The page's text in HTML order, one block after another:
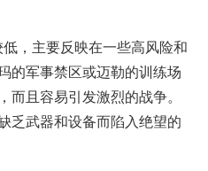
，主要反映在一些高风险和
的军事禁区或迈勒的训练场
且容易引发激烈的战争。
乏武器和设备而陷入绝望的